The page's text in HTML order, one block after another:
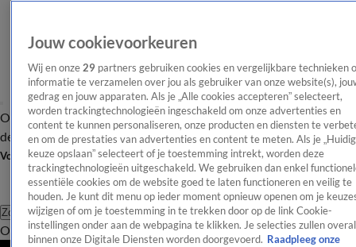
OverzichtAfleveringen Entertainment TV Algemeen
Tip
de redactieNieuwsbrief
Volg Shownieuws
Zoeken
OverzichtEntertainmentSpraakmakendRealityCrimeVideo's
Jouw cookievoorkeuren
Wij en onze 29 partners gebruiken cookies en vergelijkbare technieken
informatie te verzamelen over jou als gebruiker van onze website(s),
gedrag en jouw apparaten. Als je „Alle cookies accepteren” selecteert,
worden trackingtechnologieën ingeschakeld om onze advertenties en
content te kunnen personaliseren, onze producten en diensten te
en om de prestaties van advertenties en content te meten. Als je
keuze opslaan” selecteert of je toestemming intrekt, worden deze
trackingtechnologieën uitgeschakeld. We gebruiken dan enkel
essentiële cookies om de website goed te laten functioneren en veilig te
houden. Je kunt dit menu op ieder moment opnieuw openen om je
wijzigen of om je toestemming in te trekken door op de link Cookie-
instellingen onder aan de webpagina te klikken. Je selecties zullen overal
binnen onze Digitale Diensten worden doorgevoerd. Raadpleeg onze